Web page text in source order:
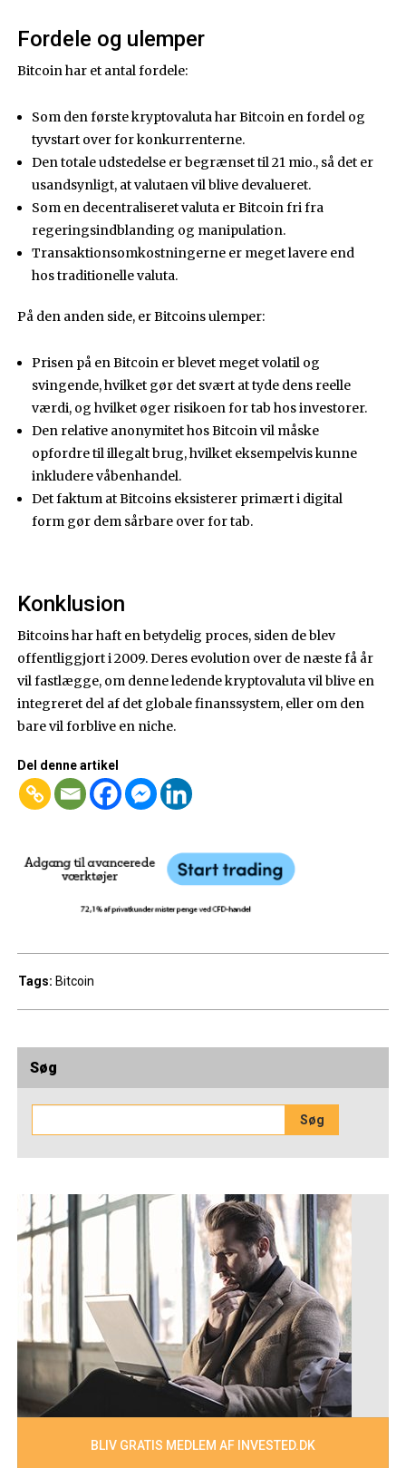
Fordele og ulemper
Bitcoin har et antal fordele:
Som den første kryptovaluta har Bitcoin en fordel og
tyvstart over for konkurrenterne.
Den totale udstedelse er begrænset til 21 mio., så det er
usandsynligt, at valutaen vil blive devalueret.
Som en decentraliseret valuta er Bitcoin fri fra
regeringsindblanding og manipulation.
Transaktionsomkostningerne er meget lavere end
hos traditionelle valuta.
På den anden side, er Bitcoins ulemper:
Prisen på en Bitcoin er blevet meget volatil og
svingende, hvilket gør det svært at tyde dens reelle
værdi, og hvilket øger risikoen for tab hos investorer.
Den relative anonymitet hos Bitcoin vil måske
opfordre til illegalt brug, hvilket eksempelvis kunne
inkludere våbenhandel.
Det faktum at Bitcoins eksisterer primært i digital
form gør dem sårbare over for tab.
Konklusion
Bitcoins har haft en betydelig proces, siden de blev
offentliggjort i 2009. Deres evolution over de næste få år
vil fastlægge, om denne ledende kryptovaluta vil blive en
integreret del af det globale finanssystem, eller om den
bare vil forblive en niche.
Del denne artikel
Tags: Bitcoin
Søg
BLIV GRATIS MEDLEM AF INVESTED.DK